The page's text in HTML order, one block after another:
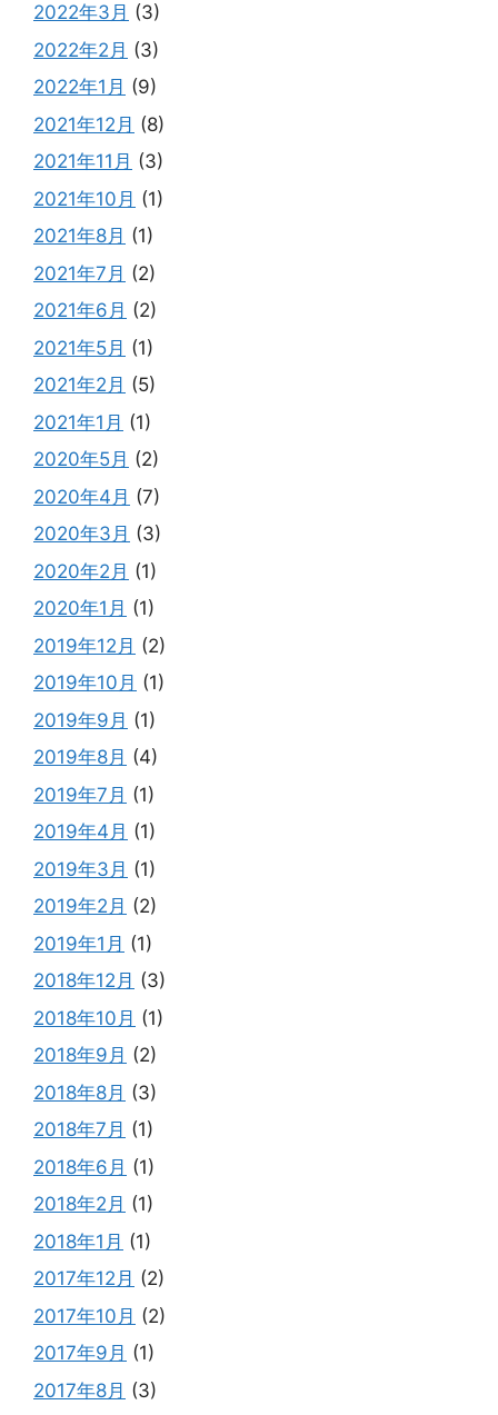
2022年3月 (3)
2022年2月 (3)
2022年1月 (9)
2021年12月 (8)
2021年11月 (3)
2021年10月 (1)
2021年8月 (1)
2021年7月 (2)
2021年6月 (2)
2021年5月 (1)
2021年2月 (5)
2021年1月 (1)
2020年5月 (2)
2020年4月 (7)
2020年3月 (3)
2020年2月 (1)
2020年1月 (1)
2019年12月 (2)
2019年10月 (1)
2019年9月 (1)
2019年8月 (4)
2019年7月 (1)
2019年4月 (1)
2019年3月 (1)
2019年2月 (2)
2019年1月 (1)
2018年12月 (3)
2018年10月 (1)
2018年9月 (2)
2018年8月 (3)
2018年7月 (1)
2018年6月 (1)
2018年2月 (1)
2018年1月 (1)
2017年12月 (2)
2017年10月 (2)
2017年9月 (1)
2017年8月 (3)